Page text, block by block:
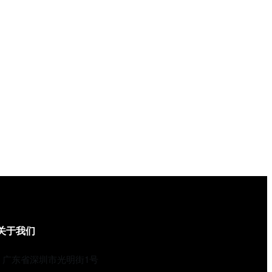
于我们
广东省深圳市光明街1号